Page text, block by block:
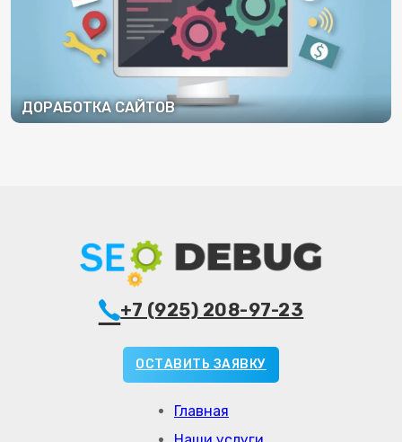
ДОРАБОТКА САЙТОВ
Главная
+7 (925) 208-97-23
ОСТАВИТЬ ЗАЯВКУ